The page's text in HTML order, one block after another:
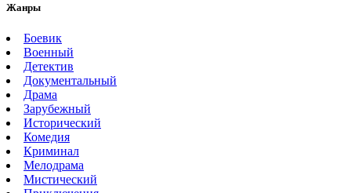
Жанры
Боевик
Военный
Детектив
Документальный
Драма
Зарубежный
Исторический
Комедия
Криминал
Мелодрама
Мистический